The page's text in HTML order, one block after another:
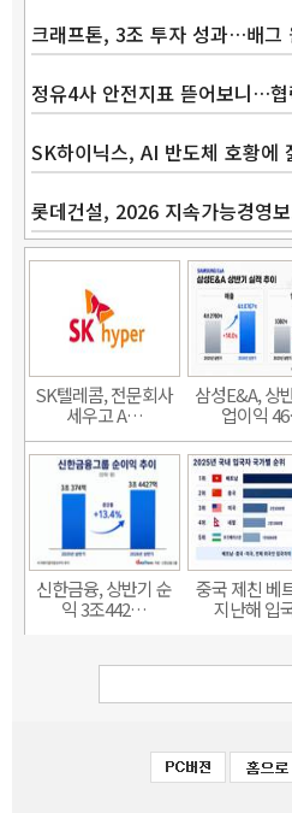
크래프톤, 3조 투자 성과…배
정유4사 안전지표 뜯어보니…
SK하이닉스, AI 반도체 호황에
롯데건설, 2026 지속가능경영
SK텔레콤, 전문회사
세우고 A…
삼성E&A, 상
업이익
신한금융, 상반기 순
익 3조442…
중국 제친 베
지난해 입